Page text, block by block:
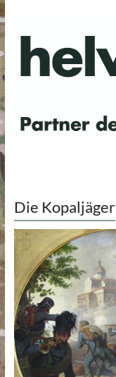
Die Kopaljäger